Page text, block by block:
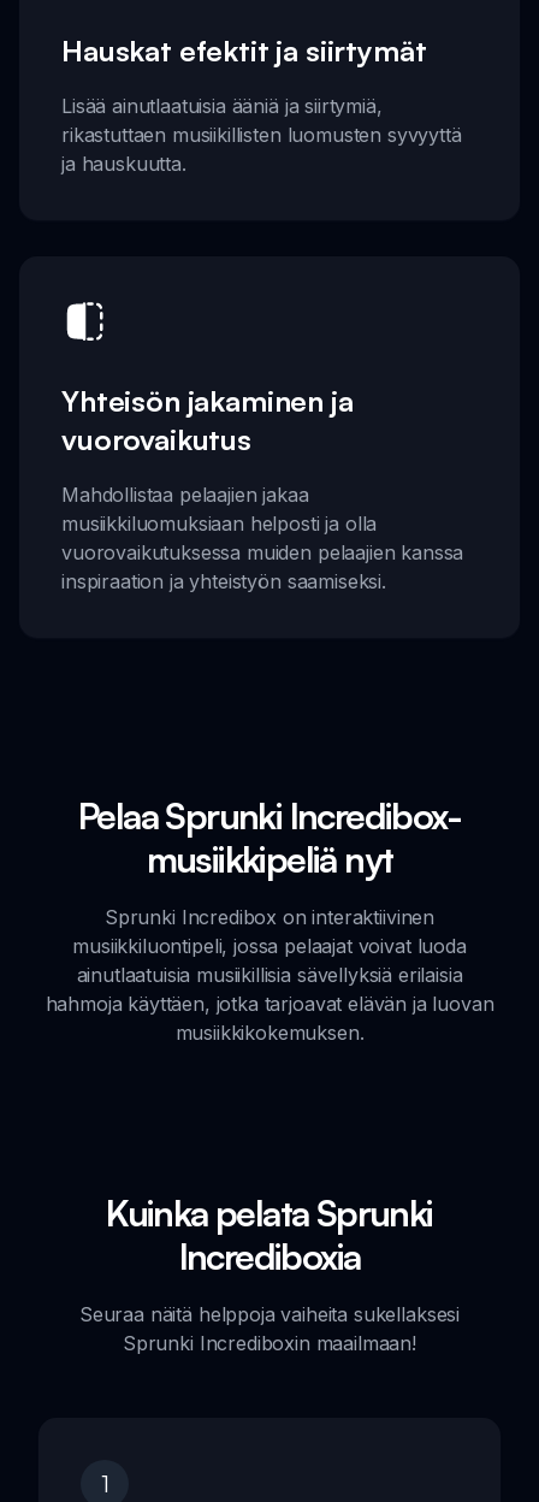
Hauskat efektit ja siirtymät
Lisää ainutlaatuisia ääniä ja siirtymiä,
rikastuttaen musiikillisten luomusten syvyyttä
ja hauskuutta.
Yhteisön jakaminen ja
vuorovaikutus
Mahdollistaa pelaajien jakaa
musiikkiluomuksiaan helposti ja olla
vuorovaikutuksessa muiden pelaajien kanssa
inspiraation ja yhteistyön saamiseksi.
Pelaa Sprunki Incredibox-
musiikkipeliä nyt
Sprunki Incredibox on interaktiivinen
musiikkiluontipeli, jossa pelaajat voivat luoda
ainutlaatuisia musiikillisia sävellyksiä erilaisia
hahmoja käyttäen, jotka tarjoavat elävän ja luovan
musiikkikokemuksen.
Kuinka pelata Sprunki
Incrediboxia
Seuraa näitä helppoja vaiheita sukellaksesi
Sprunki Incrediboxin maailmaan!
1